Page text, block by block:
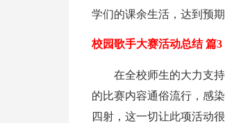
学们的课余生活，达到预
校园歌手大赛活动总结 篇3
在全校师生的大力支
的比赛内容通俗流行，感
四射，这一切让此项活动